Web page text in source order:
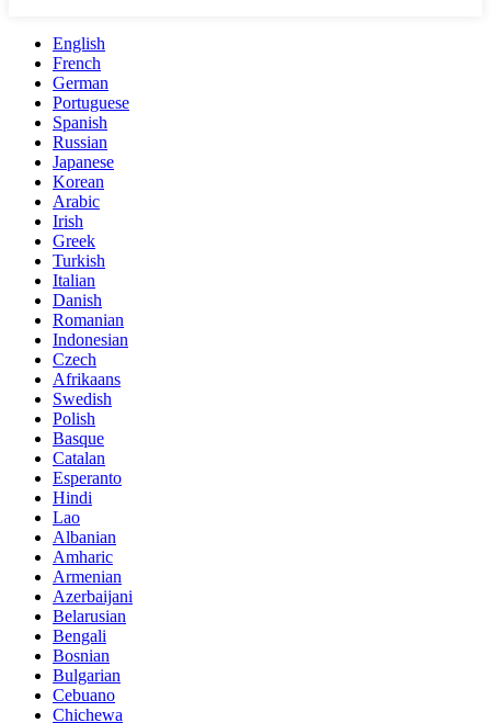
English
French
German
Portuguese
Spanish
Russian
Japanese
Korean
Arabic
Irish
Greek
Turkish
Italian
Danish
Romanian
Indonesian
Czech
Afrikaans
Swedish
Polish
Basque
Catalan
Esperanto
Hindi
Lao
Albanian
Amharic
Armenian
Azerbaijani
Belarusian
Bengali
Bosnian
Bulgarian
Cebuano
Chichewa